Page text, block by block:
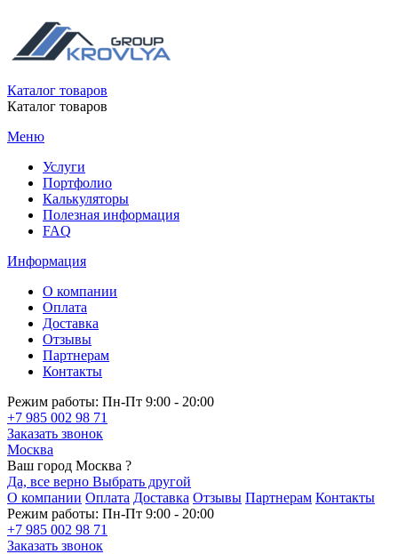
Каталог товаров
Каталог товаров
Меню
Услуги
Портфолио
Калькуляторы
Полезная информация
FAQ
Информация
О компании
Оплата
Доставка
Отзывы
Партнерам
Контакты
Режим работы: Пн-Пт 9:00 - 20:00
+7 985 002 98 71
Заказать звонок
Москва
Ваш город Москва ?
Да, все верно Выбрать другой
О компании Оплата Доставка Отзывы Партнерам Контакты
Режим работы: Пн-Пт 9:00 - 20:00
+7 985 002 98 71
Заказать звонок